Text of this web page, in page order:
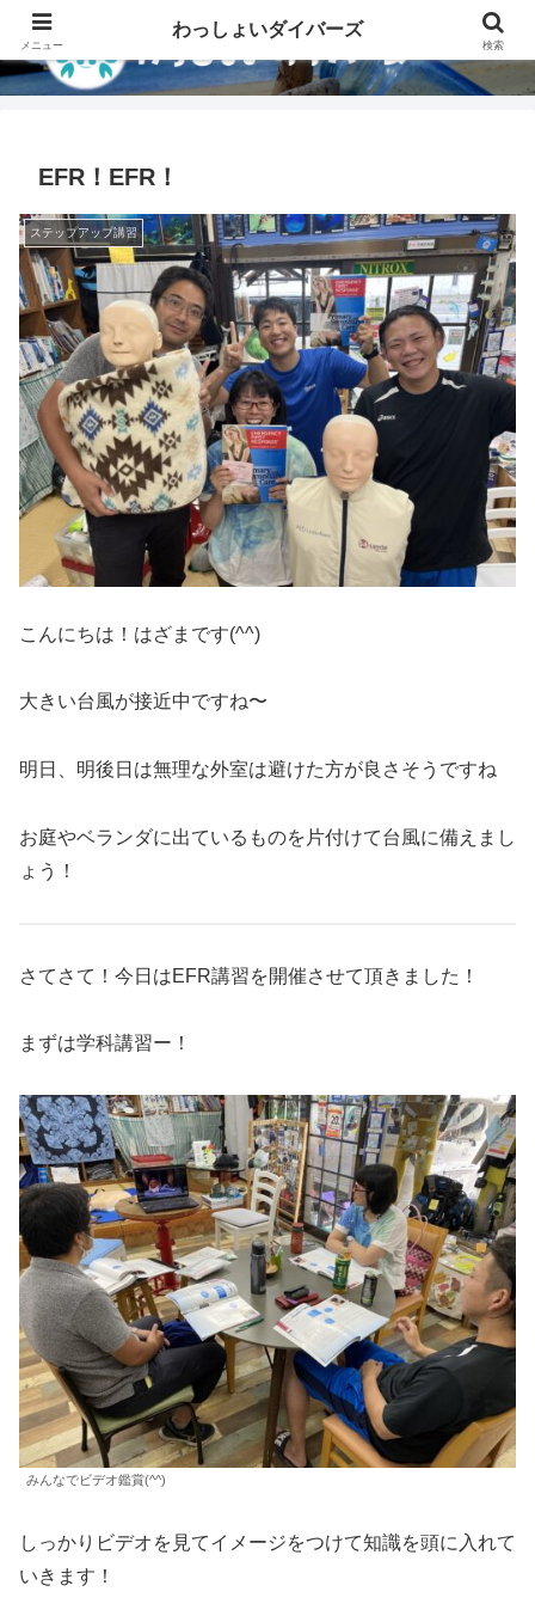
EFR！EFR！
ステップアップ講習
こんにちは！はざまです(^^)
大きい台風が接近中ですね〜
明日、明後日は無理な外室は避けた方が良さそうですね
お庭やベランダに出ているものを片付けて台風に備えまし
ょう！
さてさて！今日はEFR講習を開催させて頂きました！
まずは学科講習ー！
みんなでビデオ鑑賞(^^)
しっかりビデオを見てイメージをつけて知識を頭に入れて
いきます！
メニュー
わっしょいダイバーズ
検索